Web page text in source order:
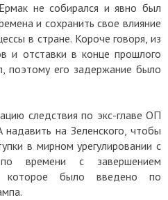
не собирался и явно был
и сохранить свое влияние
в стране. Короче говоря, из
и отставки в конце прошлого
поэтому его задержание было
следствия по экс-главе ОП
на Зеленского, чтобы
в мирном урегулировании с
времени с завершением
которое было введено по